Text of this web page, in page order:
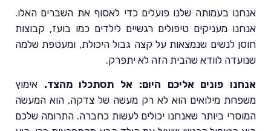
אנחנו בעמותה שלנו פועלים כדי לאסוף את השברים האלו.
אנחנו מעניקים טיפולים רגשיים לילדים כמו בועז, קבוצות
חוסן לנשים שנמצאות על קצה גבול היכולת, ומעטפת שלמה
שנועדה לוודא שהבית הזה לא יתפרק.
אנחנו פונים אליכם היום: אל תסתכלו מהצד. אימוץ
משפחת מילואים הוא לא רק מעשה של צדקה, הוא המעשה
המוסרי ביותר שאנחנו יכולים לעשות כחברה. התרומה שלכם